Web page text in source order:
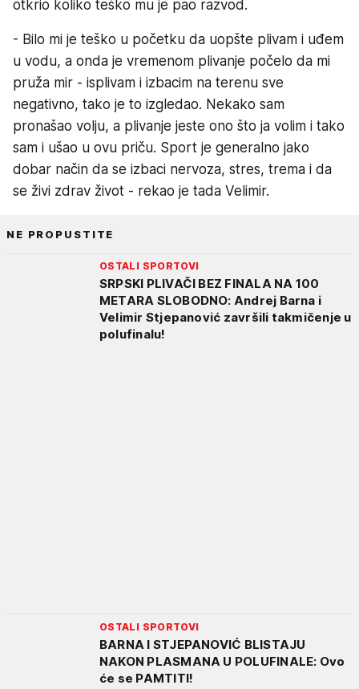
otkrio koliko teško mu je pao razvod.
- Bilo mi je teško u početku da uopšte plivam i uđem
u vodu, a onda je vremenom plivanje počelo da mi
pruža mir - isplivam i izbacim na terenu sve
negativno, tako je to izgledao. Nekako sam
pronašao volju, a plivanje jeste ono što ja volim i tako
sam i ušao u ovu priču. Sport je generalno jako
dobar način da se izbaci nervoza, stres, trema i da
se živi zdrav život - rekao je tada Velimir.
NE PROPUSTITE
OSTALI SPORTOVI
SRPSKI PLIVAČI BEZ FINALA NA 100
METARA SLOBODNO: Andrej Barna i
Velimir Stjepanović završili takmičenje u
polufinalu!
OSTALI SPORTOVI
BARNA I STJEPANOVIĆ BLISTAJU
NAKON PLASMANA U POLUFINALE: Ovo
će se PAMTITI!